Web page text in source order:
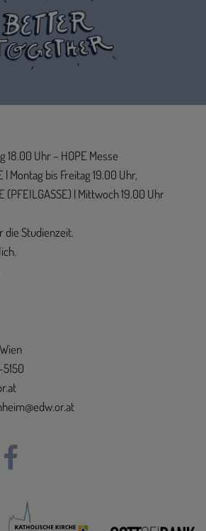
18.00 Uhr – HOPE Messe
| Montag bis Freitag 19.00 Uhr,
(PFEILGASSE) | Mittwoch 19.00 Uhr
die Studienzeit.